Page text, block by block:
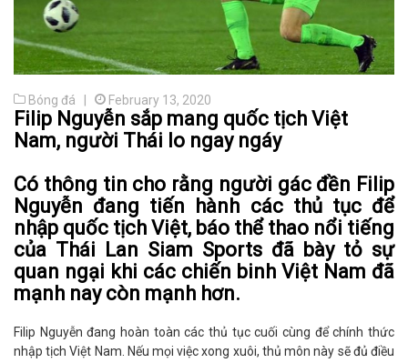
Bóng đá | February 13, 2020
Filip Nguyễn sắp mang quốc tịch Việt
Nam, người Thái lo ngay ngáy
Có thông tin cho rằng người gác đền Filip
Nguyễn đang tiến hành các thủ tục để
nhập quốc tịch Việt, báo thể thao nổi tiếng
của Thái Lan Siam Sports đã bày tỏ sự
quan ngại khi các chiến binh Việt Nam đã
mạnh nay còn mạnh hơn.
Filip Nguyễn đang hoàn toàn các thủ tục cuối cùng để chính thức
nhập tịch Việt Nam. Nếu mọi việc xong xuôi, thủ môn này sẽ đủ điều